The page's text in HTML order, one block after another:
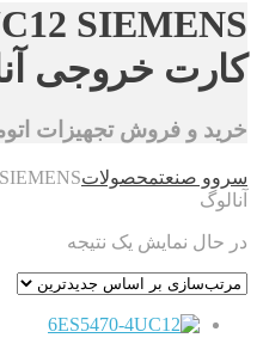
SIEMENS
کارت خروجی
خرید و فروش تجهیزات
سروو صنعتمحصولات
آنالوگ
در حال نمایش یک نتیجه